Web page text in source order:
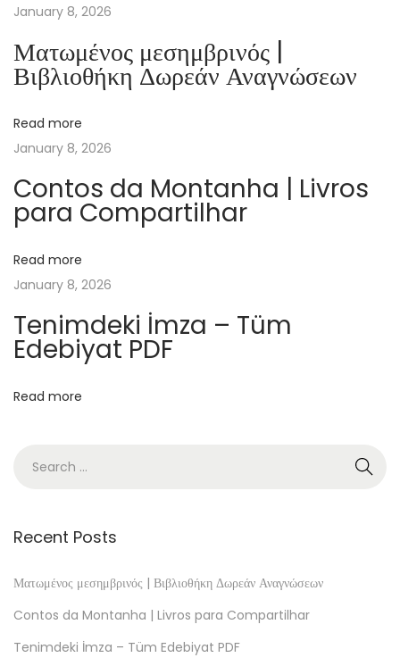
a
e
d
l
a
h
a
i
n
e
E
U
F
J
n
January 8, 2026
Ματωμένος μεσημβρινός |
Βιβλιοθήκη Δωρεάν Αναγνώσεων
Read more
January 8, 2026
Contos da Montanha | Livros
para Compartilhar
Read more
January 8, 2026
Tenimdeki İmza – Tüm
Edebiyat PDF
Read more
Recent Posts
Ματωμένος μεσημβρινός | Βιβλιοθήκη Δωρεάν Αναγνώσεων
Contos da Montanha | Livros para Compartilhar
Tenimdeki İmza – Tüm Edebiyat PDF